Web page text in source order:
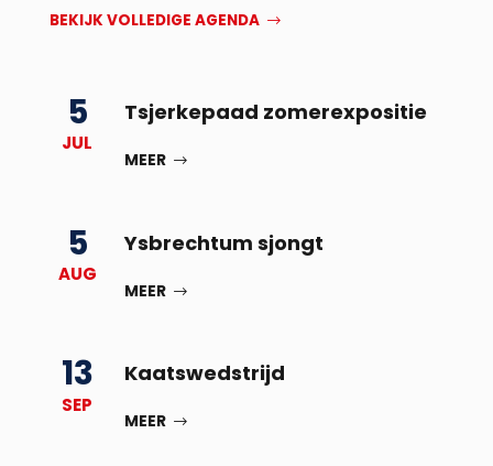
BEKIJK VOLLEDIGE AGENDA
5
JUL
Tsjerkepaad zomerexpositie
MEER
5
AUG
Ysbrechtum sjongt
MEER
13
SEP
Kaatswedstrijd
MEER